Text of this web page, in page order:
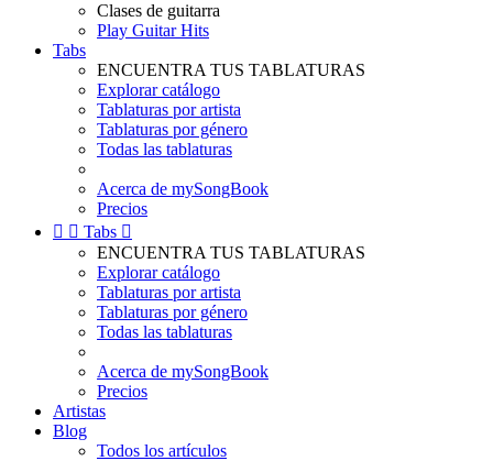
Clases de guitarra
Play Guitar Hits
Tabs
ENCUENTRA TUS TABLATURAS
Explorar catálogo
Tablaturas por artista
Tablaturas por género
Todas las tablaturas
Acerca de mySongBook
Precios
  Tabs 
ENCUENTRA TUS TABLATURAS
Explorar catálogo
Tablaturas por artista
Tablaturas por género
Todas las tablaturas
Acerca de mySongBook
Precios
Artistas
Blog
Todos los artículos